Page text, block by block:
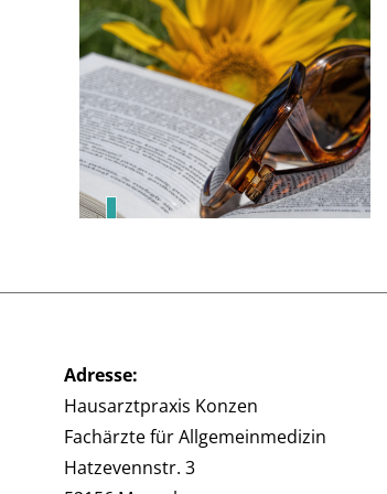
Eine starke Praxis
braucht mehr als
medizinisches
Fachwissen – sie
braucht ein starkes
Team.
Adresse:
Hausarztpraxis Konzen
Fachärzte für Allgemeinmedizin
Hatzevennstr. 3